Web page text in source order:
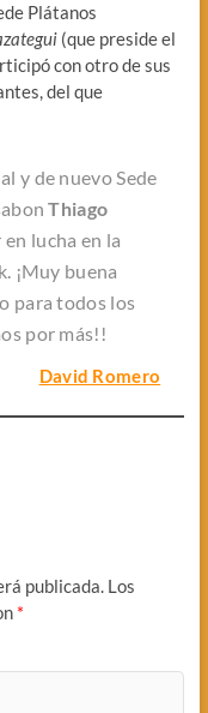
Plátanos
(que preside el
con otro de sus
del que
y de nuevo Sede
Thiago
lucha en la
¡Muy buena
para todos los
por más!!
David Romero
publicada. Los
*